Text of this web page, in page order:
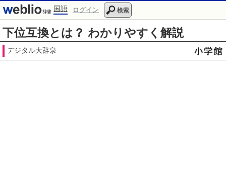
国語 ログイン 検索
下位互換とは？ わかりやすく解説
デジタル大辞泉